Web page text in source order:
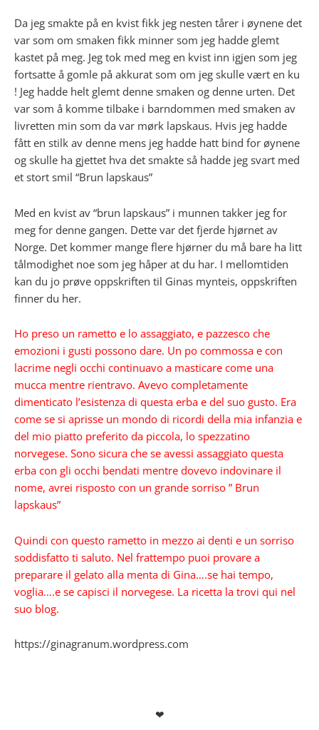
Da jeg smakte på en kvist fikk jeg nesten tårer i øynene det
var som om smaken fikk minner som jeg hadde glemt
kastet på meg. Jeg tok med meg en kvist inn igjen som jeg
fortsatte å gomle på akkurat som om jeg skulle vært en ku
! Jeg hadde helt glemt denne smaken og denne urten. Det
var som å komme tilbake i barndommen med smaken av
livretten min som da var mørk lapskaus. Hvis jeg hadde
fått en stilk av denne mens jeg hadde hatt bind for øynene
og skulle ha gjettet hva det smakte så hadde jeg svart med
et stort smil “Brun lapskaus”
Med en kvist av “brun lapskaus” i munnen takker jeg for
meg for denne gangen. Dette var det fjerde hjørnet av
Norge. Det kommer mange flere hjørner du må bare ha litt
tålmodighet noe som jeg håper at du har. I mellomtiden
kan du jo prøve oppskriften til Ginas mynteis, oppskriften
finner du her.
Ho preso un rametto e lo assaggiato, e pazzesco che
emozioni i gusti possono dare. Un po commossa e con
lacrime negli occhi continuavo a masticare come una
mucca mentre rientravo. Avevo completamente
dimenticato l’esistenza di questa erba e del suo gusto. Era
come se si aprisse un mondo di ricordi della mia infanzia e
del mio piatto preferito da piccola, lo spezzatino
norvegese. Sono sicura che se avessi assaggiato questa
erba con gli occhi bendati mentre dovevo indovinare il
nome, avrei risposto con un grande sorriso ” Brun
lapskaus”
Quindi con questo rametto in mezzo ai denti e un sorriso
soddisfatto ti saluto. Nel frattempo puoi provare a
preparare il gelato alla menta di Gina….se hai tempo,
voglia….e se capisci il norvegese. La ricetta la trovi qui nel
suo blog.
https://ginagranum.wordpress.com
❤